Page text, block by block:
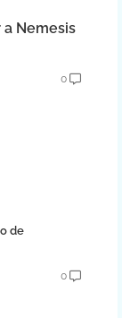
Nemesis
0
de
0